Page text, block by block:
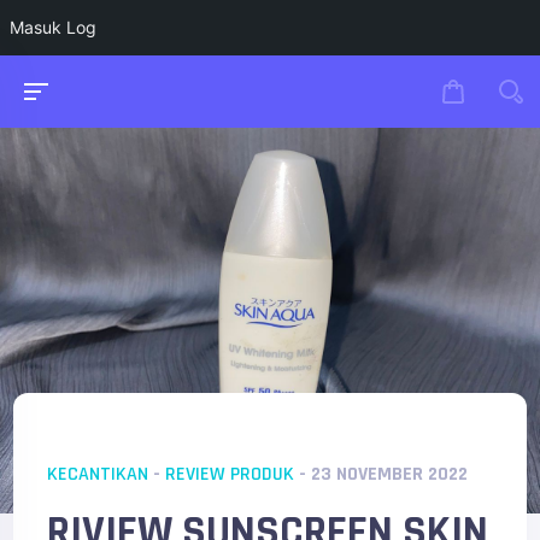
Masuk Log
KECANTIKAN - REVIEW PRODUK - 23 NOVEMBER 2022